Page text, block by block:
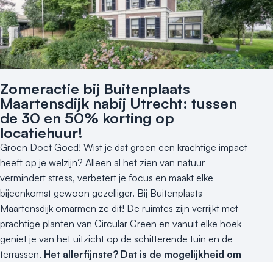
Vraag locatie aan
Locatiegids
Meld locatie aan
Nieuws
Reviews (5⭐️)
Contact
Zomeractie bij Buitenplaats
Maartensdijk nabij Utrecht: tussen
de 30 en 50% korting op
locatiehuur!
Groen Doet Goed! Wist je dat groen een krachtige impact
heeft op je welzijn? Alleen al het zien van natuur
vermindert stress, verbetert je focus en maakt elke
bijeenkomst gewoon gezelliger. Bij Buitenplaats
Maartensdijk omarmen ze dit! De ruimtes zijn verrijkt met
prachtige planten van Circular Green en vanuit elke hoek
geniet je van het uitzicht op de schitterende tuin en de
terrassen. Het allerfijnste? Dat is de mogelijkheid om